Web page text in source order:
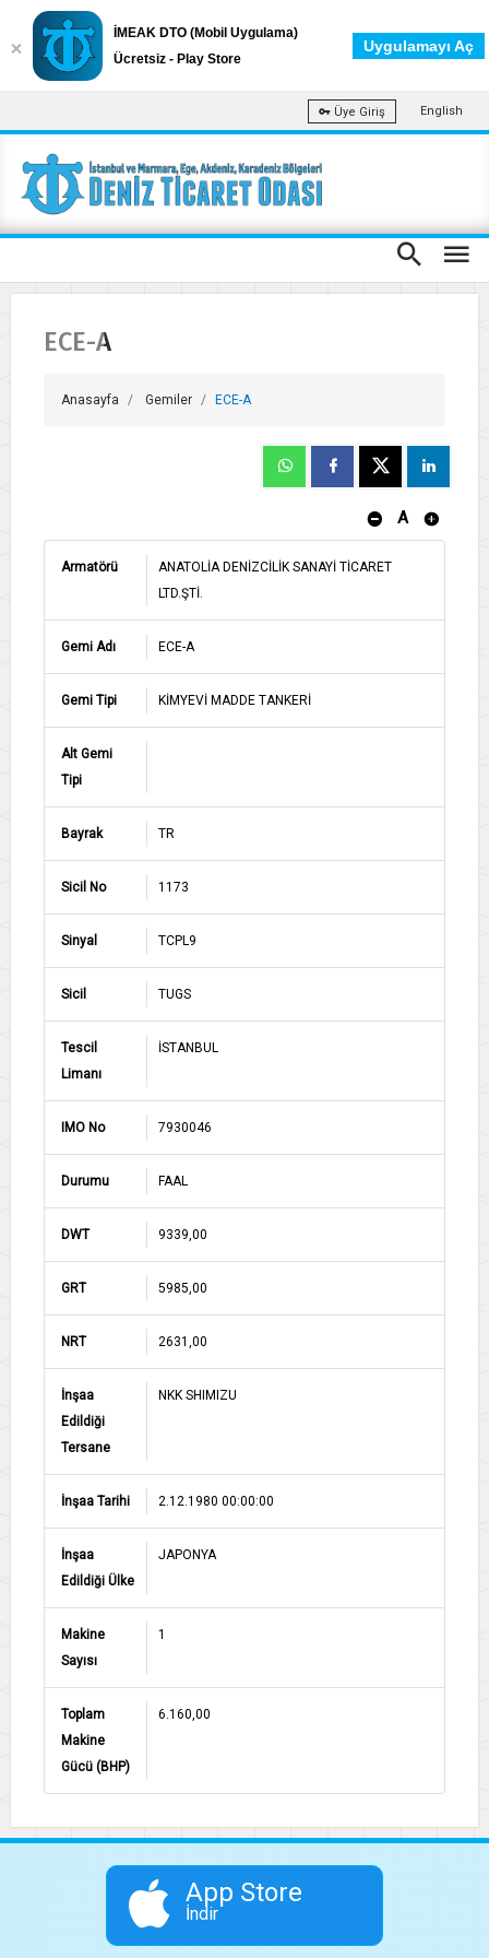
Üye Giriş English
ECE-A
Anasayfa Gemiler ECE-A
A
Armatörü
ANATOLİA DENİZCİLİK SANAYİ TİCARET
LTD.ŞTİ.
Gemi Adı ECE-A
Gemi Tipi KİMYEVİ MADDE TANKERİ
Alt Gemi
Tipi
Bayrak TR
Sicil No 1173
Sinyal TCPL9
Sicil TUGS
Tescil
Limanı
İSTANBUL
IMO No 7930046
Durumu FAAL
DWT 9339,00
GRT 5985,00
NRT 2631,00
İnşaa
Edildiği
Tersane
NKK SHIMIZU
İnşaa Tarihi 2.12.1980 00:00:00
İnşaa
Edildiği Ülke
JAPONYA
Makine
Sayısı
1
Toplam
Makine
Gücü (BHP)
6.160,00
App Store
İndir
İMEAK DTO (Mobil Uygulama)
Ücretsiz - Play Store
Uygulamayı Aç